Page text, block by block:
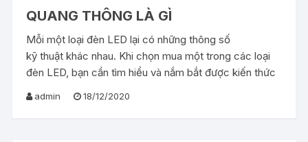
QUANG THÔNG LÀ GÌ
Mỗi một loại đèn LED lại có những thông số
kỹ thuật khác nhau. Khi chọn mua một trong các loại
đèn LED, bạn cần tìm hiểu và nắm bắt được kiến thức
admin 18/12/2020